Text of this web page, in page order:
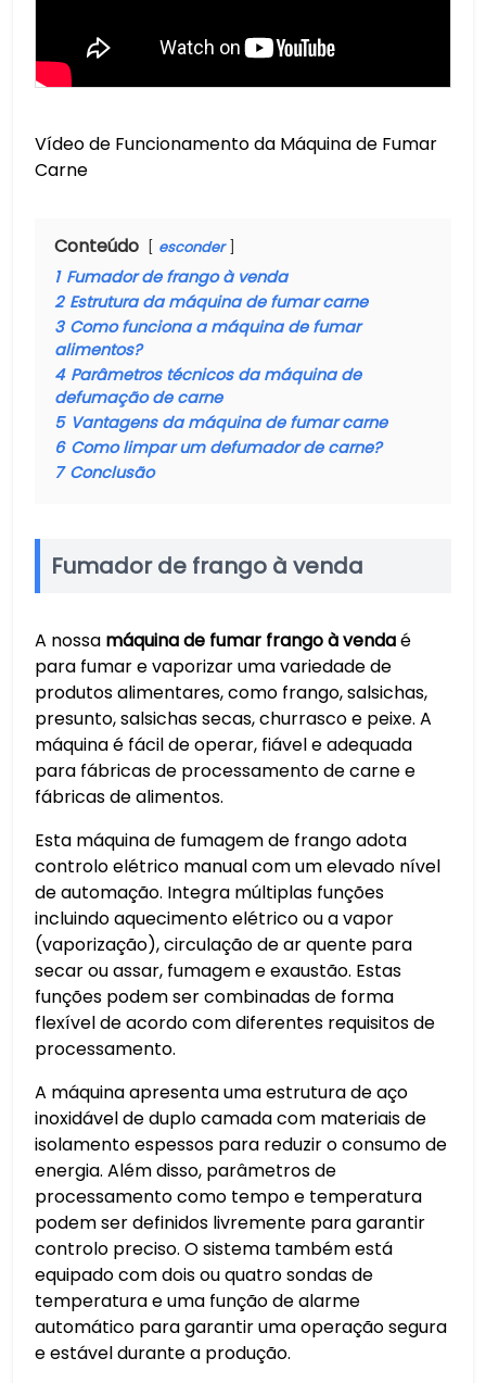
Vídeo de Funcionamento da Máquina de Fumar
Carne
Conteúdo esconder
1 Fumador de frango à venda
2 Estrutura da máquina de fumar carne
3 Como funciona a máquina de fumar
alimentos?
4 Parâmetros técnicos da máquina de
defumação de carne
5 Vantagens da máquina de fumar carne
6 Como limpar um defumador de carne?
7 Conclusão
Fumador de frango à venda
A nossa máquina de fumar frango à vendaé
para fumar e vaporizar uma variedade de
produtos alimentares, como frango, salsichas,
presunto, salsichas secas, churrasco e peixe. A
máquina é fácil de operar, fiável e adequada
para fábricas de processamento de carne e
fábricas de alimentos.
Esta máquina de fumagem de frango adota
controlo elétrico manual com um elevado nível
de automação. Integra múltiplas funções
incluindo aquecimento elétrico ou a vapor
(vaporização), circulação de ar quente para
secar ou assar, fumagem e exaustão. Estas
funções podem ser combinadas de forma
flexível de acordo com diferentes requisitos de
processamento.
A máquina apresenta uma estrutura de aço
inoxidável de duplo camada com materiais de
isolamento espessos para reduzir o consumo de
energia. Além disso, parâmetros de
processamento como tempo e temperatura
podem ser definidos livremente para garantir
controlo preciso. O sistema também está
equipado com dois ou quatro sondas de
temperatura e uma função de alarme
automático para garantir uma operação segura
e estável durante a produção.